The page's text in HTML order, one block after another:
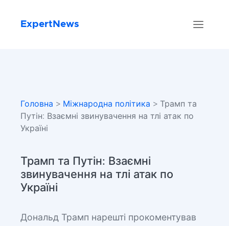
ExpertNews
Головна > Міжнародна політика > Трамп та
Путін: Взаємні звинувачення на тлі атак по
Україні
Трамп та Путін: Взаємні
звинувачення на тлі атак по
Україні
Дональд Трамп нарешті прокоментував